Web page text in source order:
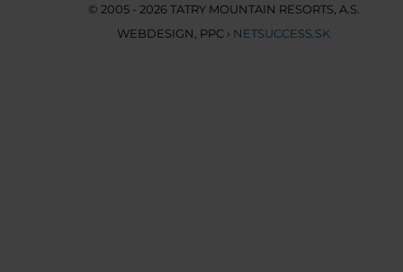
© 2005 - 2026 TATRY MOUNTAIN RESORTS, A.S.
WEBDESIGN PPC › NETSUCCESS.SK